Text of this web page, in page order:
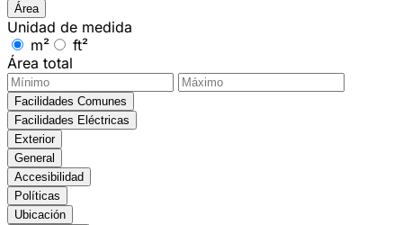
Área
Unidad de medida
m²
ft²
Área total
Facilidades Comunes
Facilidades Eléctricas
Exterior
General
Accesibilidad
Políticas
Ubicación